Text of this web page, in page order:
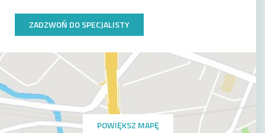
ZADZWOŃ DO SPECJALISTY
POWIĘKSZ MAPĘ